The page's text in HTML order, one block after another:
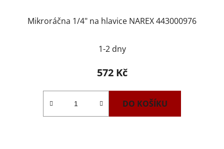
Mikroráčna 1/4" na hlavice NAREX 443000976
1-2 dny
572 Kč
DO KOŠÍKU